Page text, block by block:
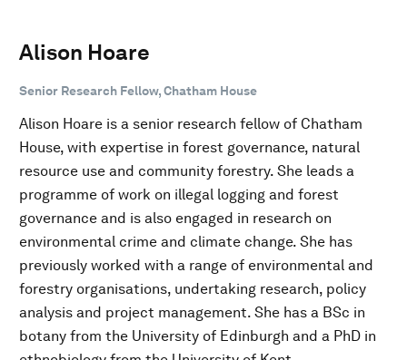
Alison Hoare
Senior Research Fellow, Chatham House
Alison Hoare is a senior research fellow of Chatham
House, with expertise in forest governance, natural
resource use and community forestry. She leads a
programme of work on illegal logging and forest
governance and is also engaged in research on
environmental crime and climate change. She has
previously worked with a range of environmental and
forestry organisations, undertaking research, policy
analysis and project management. She has a BSc in
botany from the University of Edinburgh and a PhD in